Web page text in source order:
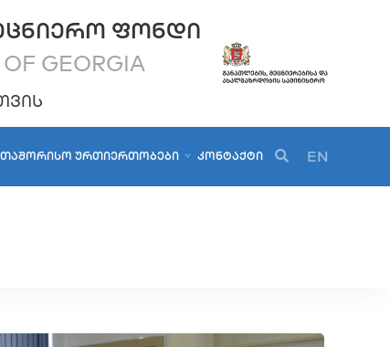
ᲤᲝᲜᲓᲘ
GEORGIA
ᲣᲠᲗᲘᲔᲠᲗᲝᲑᲔᲑᲘ ᲙᲝᲜᲢᲐᲥᲢᲘ EN